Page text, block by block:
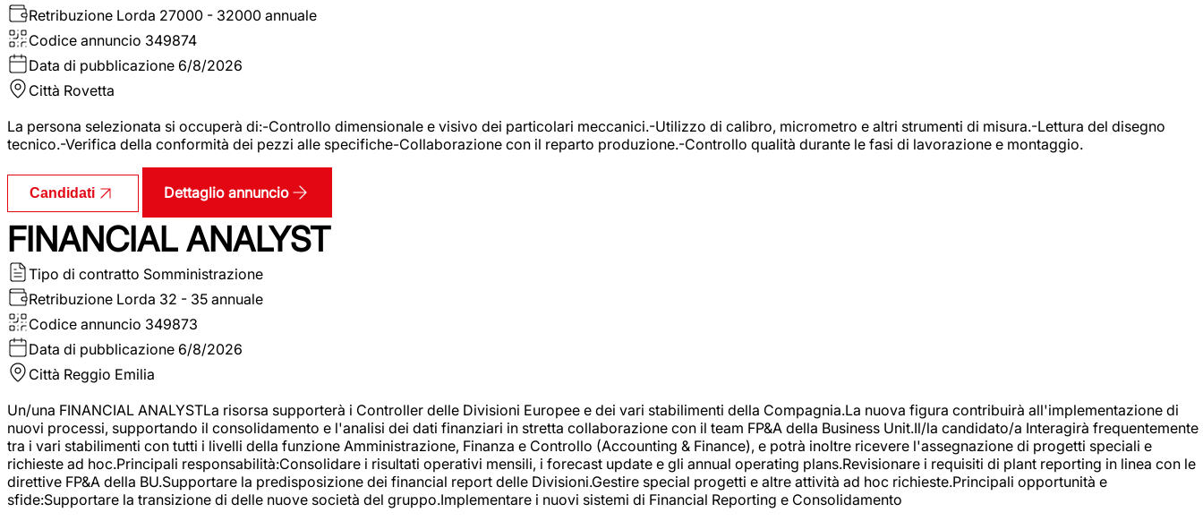
Retribuzione Lorda 27000 - 32000 annuale
Codice annuncio 349874
Data di pubblicazione 6/8/2026
Città Rovetta
La persona selezionata si occuperà di:-Controllo dimensionale e visivo dei particolari meccanici.-Utilizzo di calibro, micrometro e altri strumenti di misura.-Lettura del disegno
tecnico.-Verifica della conformità dei pezzi alle specifiche-Collaborazione con il reparto produzione.-Controllo qualità durante le fasi di lavorazione e montaggio.
Candidati Dettaglio annuncio
FINANCIAL ANALYST
Tipo di contratto Somministrazione
Retribuzione Lorda 32 - 35 annuale
Codice annuncio 349873
Data di pubblicazione 6/8/2026
Città Reggio Emilia
Un/una FINANCIAL ANALYSTLa risorsa supporterà i Controller delle Divisioni Europee e dei vari stabilimenti della Compagnia.La nuova figura contribuirà all'implementazione di
nuovi processi, supportando il consolidamento e l'analisi dei dati finanziari in stretta collaborazione con il team FP&A della Business Unit.Il/la candidato/a Interagirà frequentemente
tra i vari stabilimenti con tutti i livelli della funzione Amministrazione, Finanza e Controllo (Accounting & Finance), e potrà inoltre ricevere l'assegnazione di progetti speciali e
richieste ad hoc.Principali responsabilità:Consolidare i risultati operativi mensili, i forecast update e gli annual operating plans.Revisionare i requisiti di plant reporting in linea con le
direttive FP&A della BU.Supportare la predisposizione dei financial report delle Divisioni.Gestire special progetti e altre attività ad hoc richieste.Principali opportunità e
sfide:Supportare la transizione di delle nuove società del gruppo.Implementare i nuovi sistemi di Financial Reporting e Consolidamento